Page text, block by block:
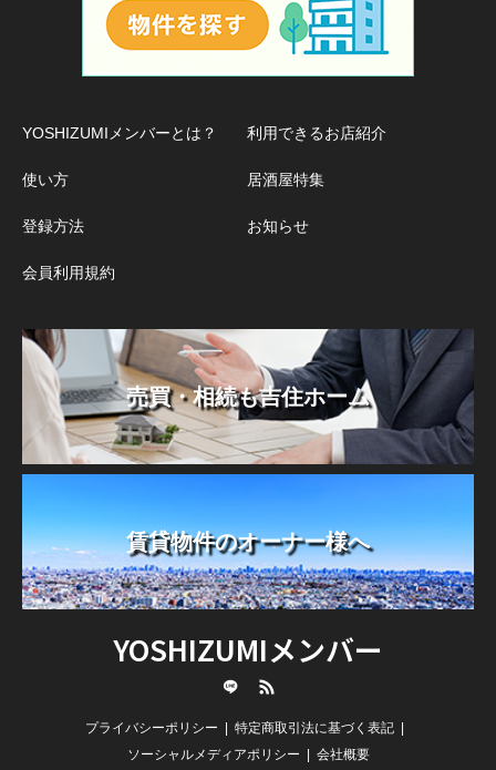
YOSHIZUMIメンバーとは？
使い方
登録方法
会員利用規約
利用できるお店紹介
居酒屋特集
お知らせ
売買・相続も吉住ホーム
賃貸物件のオーナー様へ
YOSHIZUMIメンバー
プライバシーポリシー
特定商取引法に基づく表記
ソーシャルメディアポリシー
会社概要